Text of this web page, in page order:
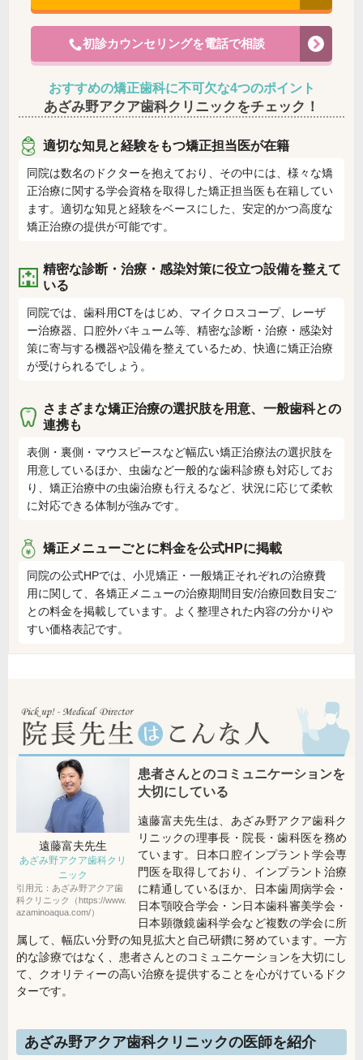
初診カウンセリングを電話で相談
おすすめの矯正歯科に不可欠な4つのポイント
あざみ野アクア歯科クリニックをチェック！
適切な知見と経験をもつ矯正担当医が在籍
同院は数名のドクターを抱えており、その中には、様々な矯
正治療に関する学会資格を取得した矯正担当医も在籍してい
ます。適切な知見と経験をベースにした、安定的かつ高度な
矯正治療の提供が可能です。
精密な診断・治療・感染対策に役立つ設備を整えて
いる
同院では、歯科用CTをはじめ、マイクロスコープ、レーザ
ー治療器、口腔外バキューム等、精密な診断・治療・感染対
策に寄与する機器や設備を整えているため、快適に矯正治療
が受けられるでしょう。
さまざまな矯正治療の選択肢を用意、一般歯科との
連携も
表側・裏側・マウスピースなど幅広い矯正治療法の選択肢を
用意しているほか、虫歯など一般的な歯科診療も対応してお
り、矯正治療中の虫歯治療も行えるなど、状況に応じて柔軟
に対応できる体制が強みです。
矯正メニューごとに料金を公式HPに掲載
同院の公式HPでは、小児矯正・一般矯正それぞれの治療費
用に関して、各矯正メニューの治療期間目安/治療回数目安ご
との料金を掲載しています。よく整理された内容の分かりや
すい価格表記です。
遠藤富夫先生
あざみ野アクア歯科クリ
ニック
引用元：あざみ野アクア歯
科クリニック（https://www.
azaminoaqua.com/）
患者さんとのコミュニケーションを
大切にしている
遠藤富夫先生は、あざみ野アクア歯科ク
リニックの理事長・院長・歯科医を務め
ています。日本口腔インプラント学会専
門医を取得しており、インプラント治療
に精通しているほか、日本歯周病学会・
日本顎咬合学会・ン日本歯科審美学会・
日本顕微鏡歯科学会など複数の学会に所
属して、幅広い分野の知見拡大と自己研鑽に努めています。一方
的な診療ではなく、患者さんとのコミュニケーションを大切にし
て、クオリティーの高い治療を提供することを心がけているドク
ターです。
あざみ野アクア歯科クリニックの医師を紹介